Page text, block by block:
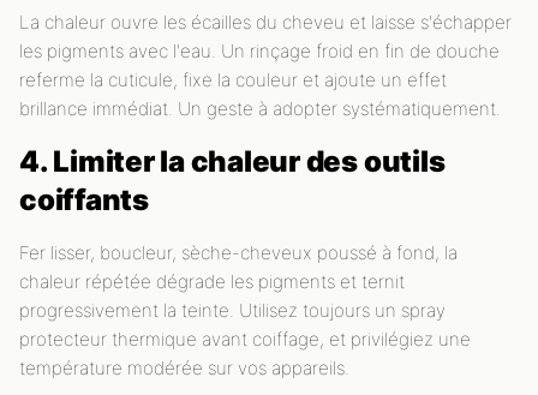
La chaleur ouvre les écailles du cheveu et laisse s'échapper
les pigments avec l'eau. Un rinçage froid en fin de douche
referme la cuticule, fixe la couleur et ajoute un effet
brillance immédiat. Un geste à adopter systématiquement.
4. Limiter la chaleur des outils
coiffants
Fer lisser, boucleur, sèche-cheveux poussé à fond, la
chaleur répétée dégrade les pigments et ternit
progressivement la teinte. Utilisez toujours un spray
protecteur thermique avant coiffage, et privilégiez une
température modérée sur vos appareils.